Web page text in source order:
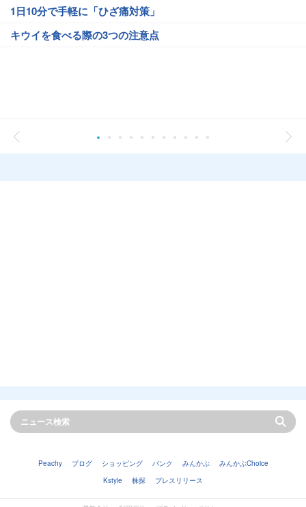
1日10分で手軽に「ひざ痛対策」
キウイを食べる際の3つの注意点
Peachy ブログ ショッピング バンク みんかぶ
みんかぶChoice
Kstyle
株探 プレスリリース